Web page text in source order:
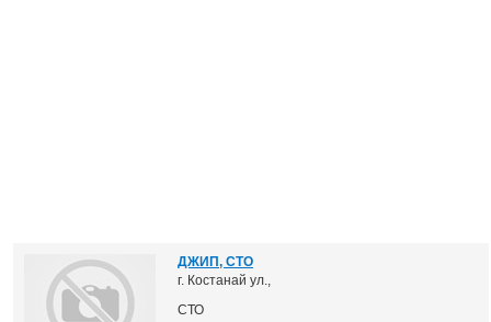
ДЖИП, СТО
г. Костанай ул.,
СТО